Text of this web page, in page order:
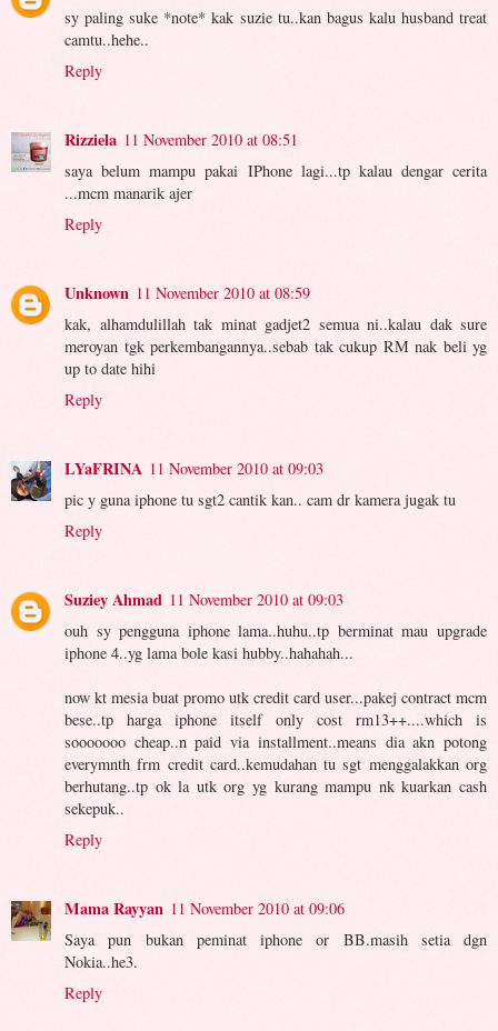
sy paling suke *note* kak suzie tu..kan bagus kalu husband treat
camtu..hehe..
Reply
Rizziela 11 November 2010 at 08:51
saya belum mampu pakai IPhone lagi...tp kalau dengar cerita
...mcm manarik ajer
Reply
Unknown 11 November 2010 at 08:59
kak, alhamdulillah tak minat gadjet2 semua ni..kalau dak sure
meroyan tgk perkembangannya..sebab tak cukup RM nak beli yg
up to date hihi
Reply
LYaFRINA 11 November 2010 at 09:03
pic y guna iphone tu sgt2 cantik kan.. cam dr kamera jugak tu
Reply
Suziey Ahmad 11 November 2010 at 09:03
ouh sy pengguna iphone lama..huhu..tp berminat mau upgrade
iphone 4..yg lama bole kasi hubby..hahahah...
now kt mesia buat promo utk credit card user...pakej contract mcm
bese..tp harga iphone itself only cost rm13++....which is
sooooooo cheap..n paid via installment..means dia akn potong
everymnth frm credit card..kemudahan tu sgt menggalakkan org
berhutang..tp ok la utk org yg kurang mampu nk kuarkan cash
sekepuk..
Reply
Mama Rayyan 11 November 2010 at 09:06
Saya pun bukan peminat iphone or BB.masih setia dgn
Nokia..he3.
Reply